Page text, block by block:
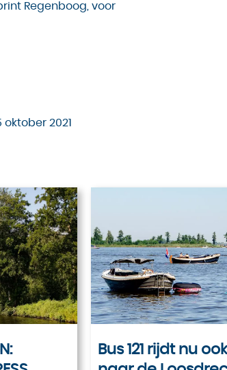
Regenboog, voor
oktober 2021
Bus 121 rijdt nu